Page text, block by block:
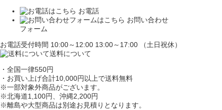
お電話
お問い合わせ
フォーム
お電話受付時間 10:00～12:00 13:00～17:00 （土日祝休）
送料について
・全国一律550円
・お買い上げ合計10,000円 以上で送料無料
※一部対象外商品がございます。
※北海道1,100円、沖縄2,200円
※離島や大型商品は別途お見積りとなります。